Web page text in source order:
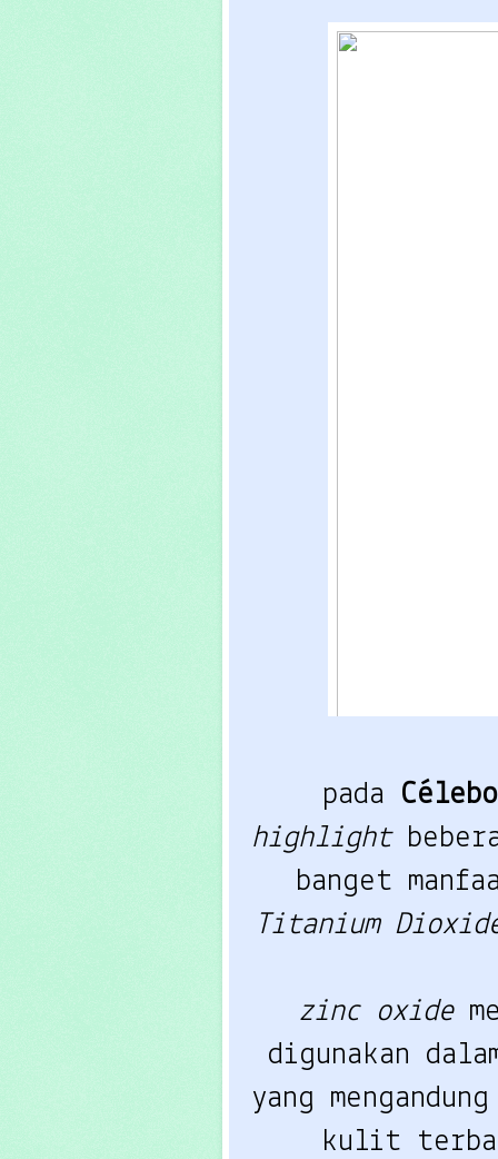
pada
highlight
banget
Titanium
zinc oxide
digunakan
yang
kulit